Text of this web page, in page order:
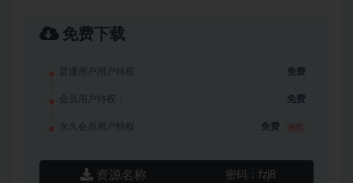
免费下载
普通用户用户特权： 免费
会员用户特权： 免费
永久会员用户特权： 免费
资源名称 密码： fzj8